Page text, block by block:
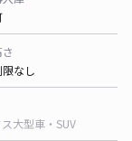
限なし
大型車・SUV